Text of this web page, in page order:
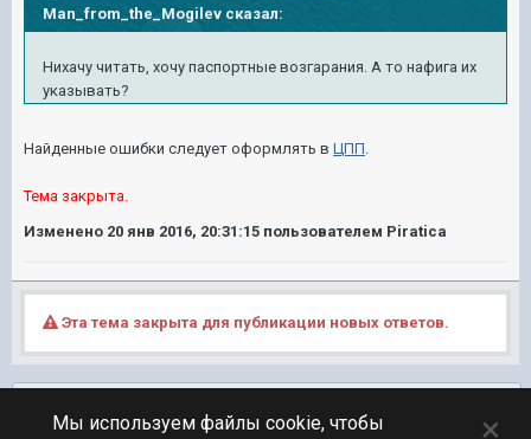
Man_from_the_Mogilev сказал:
Нихачу читать, хочу паспортные возгарания. А то нафига их
указывать?
Найденные ошибки следует оформлять в ЦПП.
Тема закрыта.
Изменено 20 янв 2016, 20:31:15 пользователем Piratica
Эта тема закрыта для публикации новых ответов.
Мы используем файлы cookie, чтобы ×